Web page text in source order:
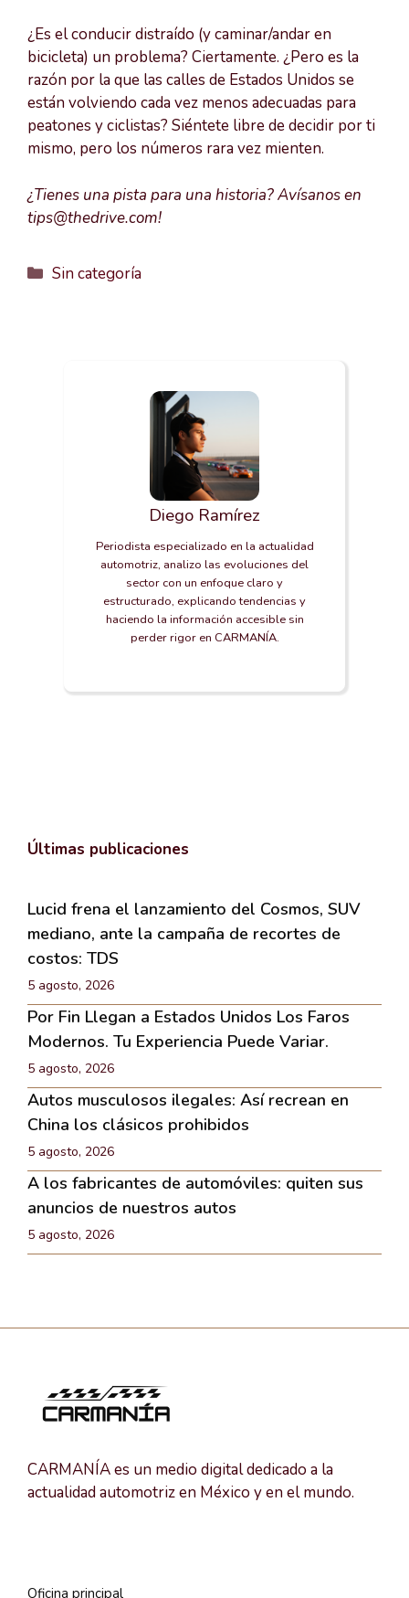
¿Es el conducir distraído (y caminar/andar en
bicicleta) un problema? Ciertamente. ¿Pero es la
razón por la que las calles de Estados Unidos se
están volviendo cada vez menos adecuadas para
peatones y ciclistas? Siéntete libre de decidir por ti
mismo, pero los números rara vez mienten.
¿Tienes una pista para una historia? Avísanos en
tips@thedrive.com!
Categorías
Sin categoría
Diego Ramírez
Periodista especializado en la actualidad
automotriz, analizo las evoluciones del
sector con un enfoque claro y
estructurado, explicando tendencias y
haciendo la información accesible sin
perder rigor en CARMANÍA.
Últimas publicaciones
Lucid frena el lanzamiento del Cosmos, SUV
mediano, ante la campaña de recortes de
costos: TDS
5 agosto, 2026
Por Fin Llegan a Estados Unidos Los Faros
Modernos. Tu Experiencia Puede Variar.
5 agosto, 2026
Autos musculosos ilegales: Así recrean en
China los clásicos prohibidos
5 agosto, 2026
A los fabricantes de automóviles: quiten sus
anuncios de nuestros autos
5 agosto, 2026
CARMANÍA es un medio digital dedicado a la
actualidad automotriz en México y en el mundo.
Oficina principal